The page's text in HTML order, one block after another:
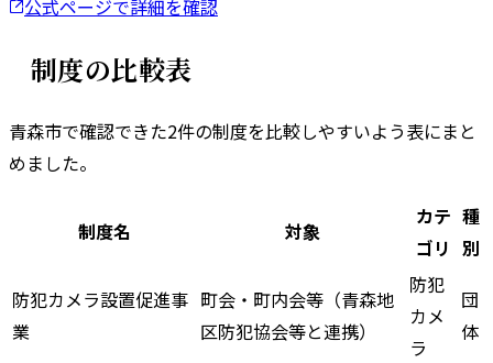
公式ページで詳細を確認
制度の比較表
青森市で確認できた2件の制度を比較しやすいよう表にまと
めました。
制度名 対象
カテ
ゴリ
種
別
防犯カメラ設置促進事
業
町会・町内会等（青森地
区防犯協会等と連携）
防犯
カメ
ラ
団
体